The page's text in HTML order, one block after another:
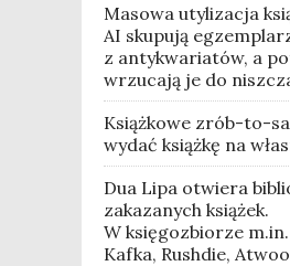
Masowa utylizacja
AI skupują
z antykwariatów, a
wrzucają je do
Książkowe zrób-to-
wydać książkę na
Dua Lipa otwiera
zakazanych książek.
W księgozbiorze
Kafka, Rushdie,